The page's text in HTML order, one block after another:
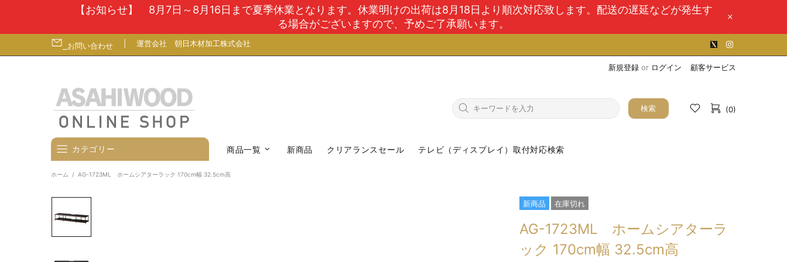
【お知らせ】 8月7日～8月16日まで夏季休業となります。休業明けの出荷は8月18日より順次対応致します。配送の遅延などが発生す
る場合がございますので、予めご了承願います。
お問い合わせ 運営会社 朝日木材加工株式会社
新規登録 or ログイン 顧客サービス
検索 (0)
カテゴリー
壁寄せテレビスタンド
商品一覧 新商品 クリアランスセール テレビ（ディスプレイ）取付対応検索
ホーム AG-1723ML ホームシアターラック 170cm幅 32.5cm高
新商品 在庫切れ
AG-1723ML ホームシアターラ
ック 170cm幅 32.5cm高